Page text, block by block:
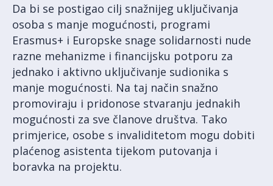
Da bi se postigao cilj snažnijeg uključivanja
osoba s manje mogućnosti, programi
Erasmus+ i Europske snage solidarnosti nude
razne mehanizme i financijsku potporu za
jednako i aktivno uključivanje sudionika s
manje mogućnosti. Na taj način snažno
promoviraju i pridonose stvaranju jednakih
mogućnosti za sve članove društva. Tako
primjerice, osobe s invaliditetom mogu dobiti
plaćenog asistenta tijekom putovanja i
boravka na projektu.